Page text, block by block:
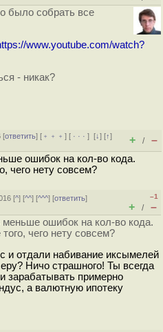
было собрать все
www.youtube.com/watch?
- никак?
[ответить] [ ﹢﹢﹢] [ · · ·][↓] [↑]
+ / –
ошибок на кол-во кода.
чего нету совсем?
[^] [^^] [^^^] [ответить]
–1
+ / –
меньше ошибок на кол-во кода.
чего нету совсем?
и отдали набивание иксымелей
Ничо страшного! Ты всегда
зарабатывать примерно
а валютную ипотеку